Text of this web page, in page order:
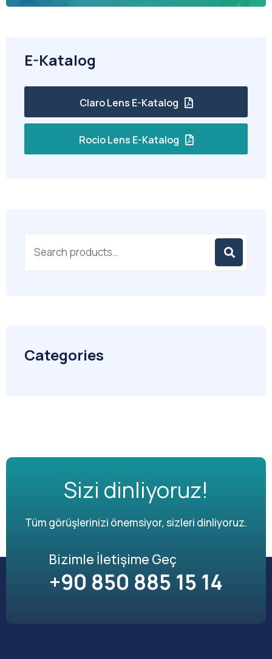
E-Katalog
Claro Lens E-Katalog
Rocio Lens E-Katalog
Categories
Sizi dinliyoruz!
Tüm görüşlerinizi önemsiyor, sizleri dinliyoruz.
Bizimle İletişime Geç
+90 850 885 15 14